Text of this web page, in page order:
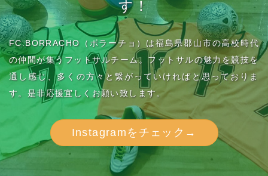
す！
FC.BORRACHO（ボラーチョ）は福島県郡山市の高校時代
の仲間が集うフットサルチーム。フットサルの魅力を競技を
通し感じ、多くの方々と繋がっていければと思っておりま
す。是非応援宜しくお願い致します。
Instagramをチェック→